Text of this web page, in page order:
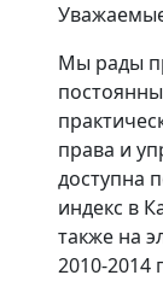
Мы рады
права и
доступна
индекс в
также на
2010-2014